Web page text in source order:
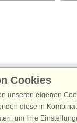
Ferienhaus-
Sie sich einfach
Cookies
unseren eigenen
diese in
um Ihre